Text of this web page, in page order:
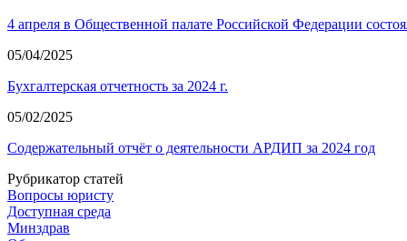
4 апреля в Общественной палате Российской Федерации
05/04/2025
Бухгалтерская отчетность за 2024 г.
05/02/2025
Содержательный отчёт о деятельности АРДИП за 2024 год
Рубрикатор статей
Вопросы юристу
Доступная среда
Минздрав